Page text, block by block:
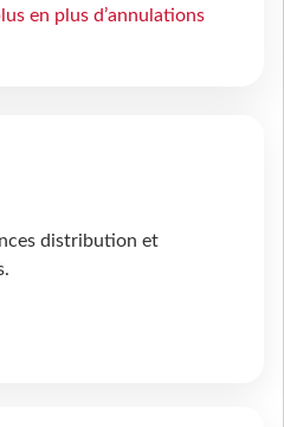
en plus d’annulations
distribution et